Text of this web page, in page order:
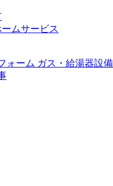
ムサービス
ォーム ガス・給湯器設